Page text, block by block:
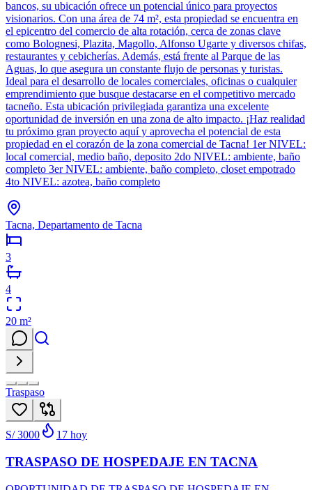
bancos, su ubicación ofrece un potencial único para proyectos
visionarios. Con una área de 74 m², esta propiedad se encuentra en
el epicentro del comercio de alta rotación, cerca de zonas clave
como Bolognesi, Plazita, Magollo, Alfonso Ugarte y diversos chifas,
restaurantes y cebicherías. Además, está frente al Parque de las
Aguas, lo que asegura un constante flujo de personas y turistas.
Ideal para el desarrollo de locales comerciales, oficinas o cualquier
emprendimiento que busque destacarse en el competitivo mercado
tacneño. Esta ubicación privilegiada garantiza una excelente
oportunidad de inversión en una zona de alto impacto. ¡Haz realidad
tu próximo gran proyecto aquí y aprovecha el potencial de esta
propiedad en el corazón de la zona comercial de Tacna! 1er NIVEL:
local comercial, medio baño, deposito 2do NIVEL: ambiente, baño
completo 3er NIVEL: ambiente, baño completo, closet empotrado
4to NIVEL: azotea, baño completo
Tacna, Departamento de Tacna
3
4
20 m²
Traspaso
S/ 3000 17 hoy
TRASPASO DE HOSPEDAJE EN TACNA